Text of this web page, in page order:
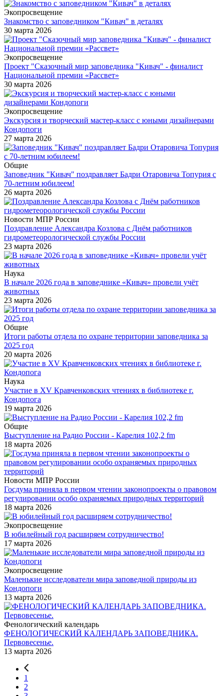
Экопросвещение
Знакомство с заповедником "Кивач" в деталях
30 марта 2026
Экопросвещение
Проект "Сказочный мир заповедника "Кивач" - финалист
Национальной премии «Рассвет»
30 марта 2026
Экопросвещение
Экскурсия и творческий мастер-класс с юными дизайнерами
Кондопоги
27 марта 2026
Общие
Заповедник "Кивач" поздравляет Бадри Отаровича Топурия с
70-летним юбилеем!
26 марта 2026
Новости МПР России
Поздравление Александра Козлова с Днём работников
гидрометеорологической службы России
23 марта 2026
Наука
В начале 2026 года в заповеднике «Кивач» провели учёт
животных
23 марта 2026
Общие
Итоги работы отдела по охране территории заповедника за
2025 год
20 марта 2026
Наука
Участие в XV Кравченковских чтениях в библиотеке г.
Кондопога
19 марта 2026
Общие
Выступление на Радио России - Карелия 102,2 fm
18 марта 2026
Новости МПР России
Госдума приняла в первом чтении законопроекты о правовом
регулировании особо охраняемых природных территорий
18 марта 2026
Экопросвещение
В юбилейный год расширяем сотрудничество!
17 марта 2026
Экопросвещение
Маленькие исследователи мира заповедной природы из
Кондопоги
13 марта 2026
Фенологический календарь
ФЕНОЛОГИЧЕСКИЙ КАЛЕНДАРЬ ЗАПОВЕДНИКА.
Первовесенье.
13 марта 2026
1
2